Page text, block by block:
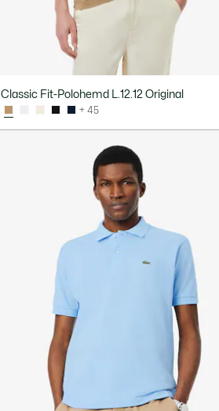
Classic Fit-Polohemd L.12.12 Original
+ 45